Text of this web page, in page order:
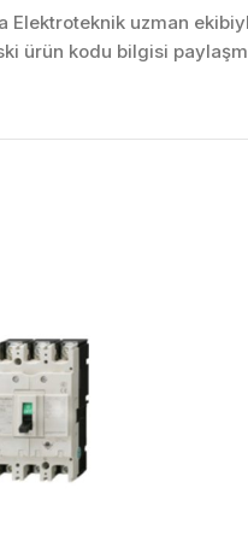
uzman
ürün kodu bilgisi